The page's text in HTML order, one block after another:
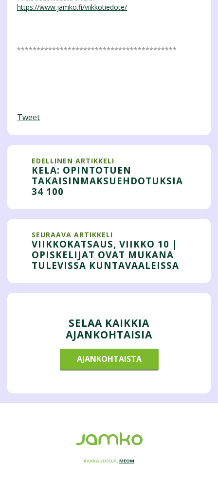
https://www.jamko.fi/viikkotiedote/
*****************************************
Tweet
EDELLINEN ARTIKKELI
KELA: OPINTOTUEN
TAKAISINMAKSUEHDOTUKSIA
34 100
SEURAAVA ARTIKKELI
VIIKKOKATSAUS, VIIKKO 10 |
OPISKELIJAT OVAT MUKANA
TULEVISSA KUNTAVAALEISSA
SELAA KAIKKIA
AJANKOHTAISIA
AJANKOHTAISTA
RAKKAUDELLA, MEOM